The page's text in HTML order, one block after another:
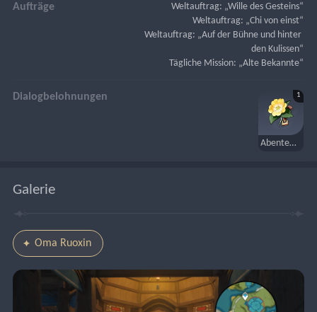
Aufträge
Weltauftrag: „Wille des Gesteins“
Weltauftrag: „Chi von einst“
Weltauftrag: „Auf der Bühne und hinter
den Kulissen“
Tägliche Mission: „Alte Bekannte“
Dialogbelohnungen 1
Abenteurer
Galerie
Oma Ruoxin